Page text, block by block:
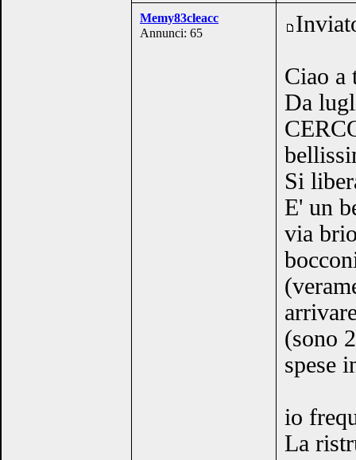
Memy83cleacc
Annunci: 65
Ciao a
Da
Si
E' un
via
(sono
spese
io
La